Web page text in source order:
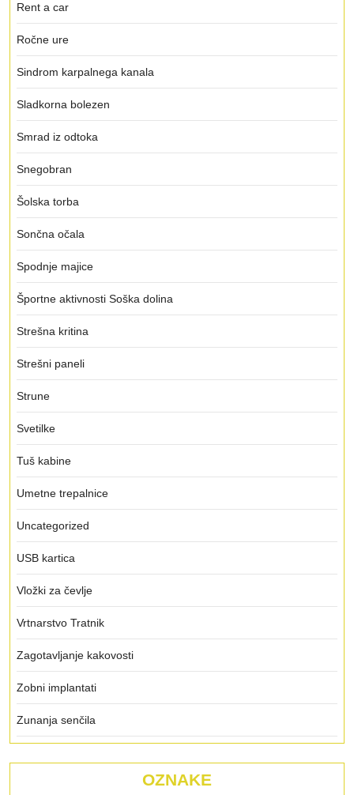
Rent a car
Ročne ure
Sindrom karpalnega kanala
Sladkorna bolezen
Smrad iz odtoka
Snegobran
Šolska torba
Sončna očala
Spodnje majice
Športne aktivnosti Soška dolina
Strešna kritina
Strešni paneli
Strune
Svetilke
Tuš kabine
Umetne trepalnice
Uncategorized
USB kartica
Vložki za čevlje
Vrtnarstvo Tratnik
Zagotavljanje kakovosti
Zobni implantati
Zunanja senčila
OZNAKE